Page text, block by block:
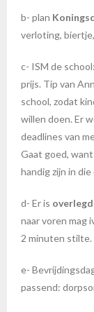
b- plan
verloting,
c- ISM de
prijs. Tip van
school, zodat
willen doen. Er
deadlines van
Gaat goed, want
handig zijn in die
d- Er is
naar voren mag
2 minuten stilte.
e-
passend: